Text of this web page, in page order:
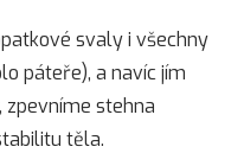
svaly i všechny
páteře), a navíc jím
zpevníme stehna
těla.